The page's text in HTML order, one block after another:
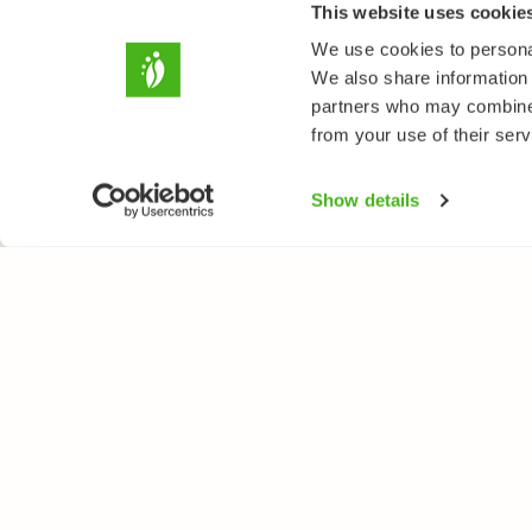
This website uses
We use cookies to
We also share
partners who may
from your use of their
Show details